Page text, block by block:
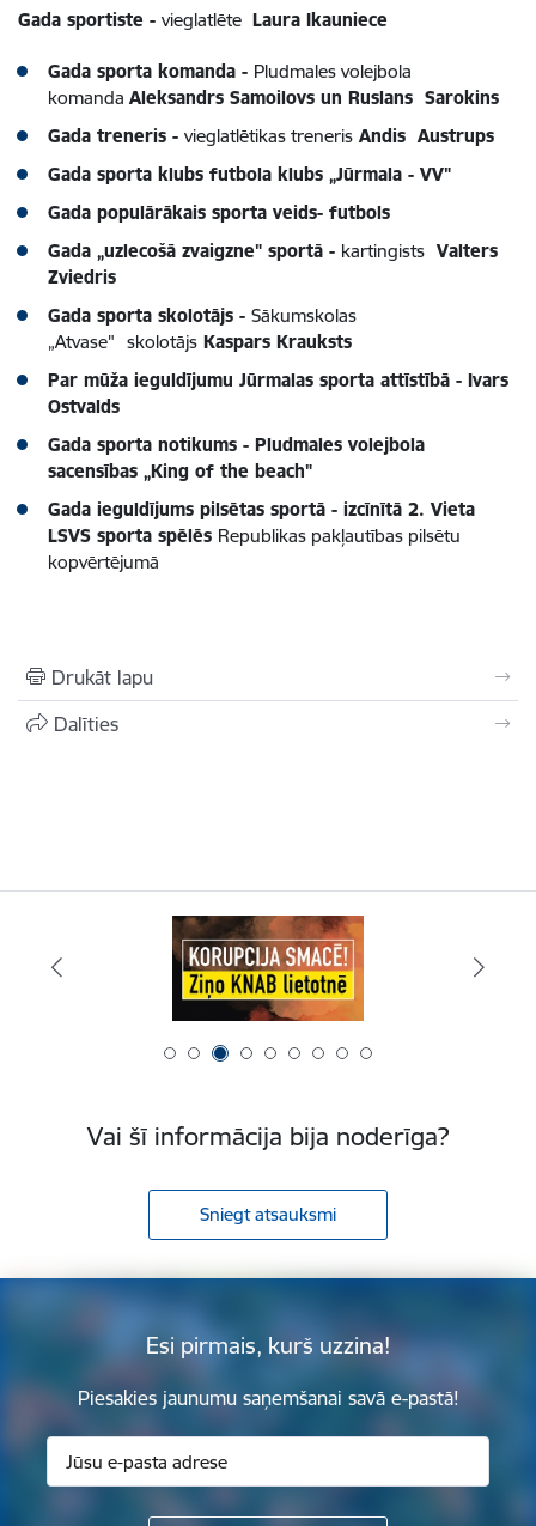
Gada sportiste - vieglatlēte Laura Ikauniece
Gada sporta komanda - Pludmales volejbola
komanda Aleksandrs Samoilovs un Ruslans Sarokins
Gada treneris - vieglatlētikas treneris Andis Austrups
Gada sporta klubs futbola klubs „Jūrmala - VV"
Gada populārākais sporta veids- futbols
Gada „uzlecošā zvaigzne" sportā - kartingists Valters
Zviedris
Gada sporta skolotājs - Sākumskolas
„Atvase" skolotājs Kaspars Krauksts
Par mūža ieguldījumu Jūrmalas sporta attīstībā - Ivars
Ostvalds
Gada sporta notikums - Pludmales volejbola
sacensības „King of the beach"
Gada ieguldījums pilsētas sportā - izcīnītā 2. Vieta
LSVS sporta spēlēs Republikas pakļautības pilsētu
kopvērtējumā
Drukāt lapu
Dalīties
Vai šī informācija bija noderīga?
Sniegt atsauksmi
Esi pirmais, kurš uzzina!
Piesakies jaunumu saņemšanai savā e-pastā!